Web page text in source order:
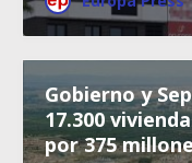
Gobierno y
17.300
por 375